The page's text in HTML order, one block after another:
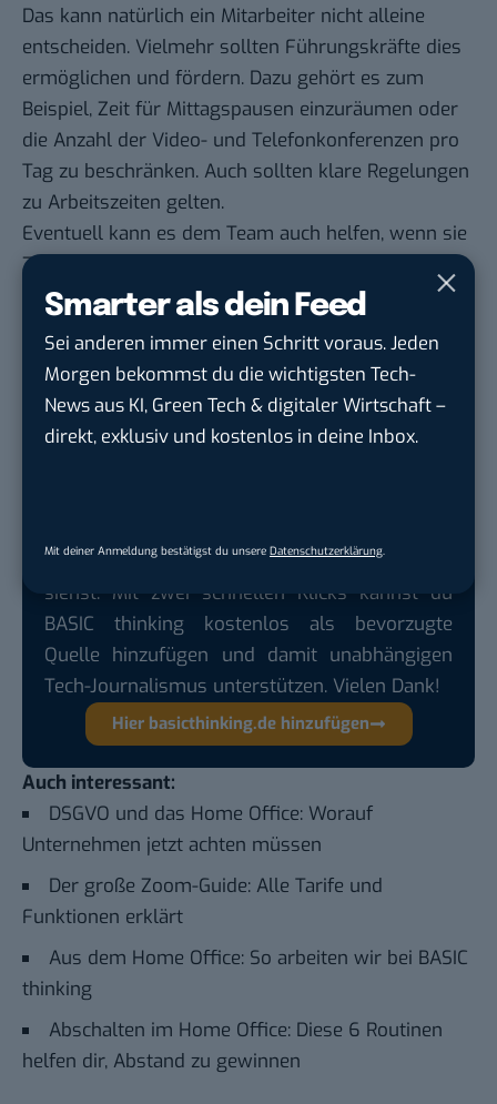
Smarter als dein Feed
Sei anderen immer einen Schritt voraus. Jeden
Morgen bekommst du die wichtigsten Tech-
News aus KI, Green Tech & digitaler Wirtschaft –
direkt, exklusiv und kostenlos in deine Inbox.
Mit deiner Anmeldung bestätigst du unsere Datenschutzerklärung
Das kann natürlich ein Mitarbeiter nicht alleine
entscheiden. Vielmehr sollten Führungskräfte dies
ermöglichen und fördern. Dazu gehört es zum
Beispiel, Zeit für Mittagspausen einzuräumen oder
die Anzahl der Video- und Telefonkonferenzen pro
Tag zu beschränken. Auch sollten klare Regelungen
zu Arbeitszeiten gelten.
Eventuell kann es dem Team auch helfen, wenn sie
Zugang zu Beratern und Psychologen haben, die
ihnen in dieser Zeit zur Seite stehen können.
Mitarbeiter zu überfordern. Schließlich will kein
Unternehmen nach Corona das Büro voller
Mitarbeiter mit Burnout haben.
welche Quellen du in der Suche häufiger
siehst. Mit zwei schnellen Klicks kannst du
BASIC thinking kostenlos als bevorzugte
Quelle hinzufügen und damit unabhängigen
Tech-Journalismus unterstützen. Vielen Dank!
Hier basicthinking.de hinzufügen
Auch interessant:
DSGVO und das Home Office: Worauf
Unternehmen jetzt achten müssen
Der große Zoom-Guide: Alle Tarife und
Funktionen erklärt
Aus dem Home Office: So arbeiten wir bei BASIC
thinking
Abschalten im Home Office: Diese 6 Routinen
helfen dir, Abstand zu gewinnen